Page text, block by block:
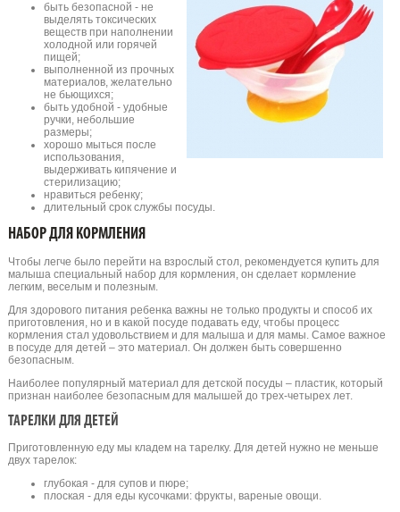
быть безопасной - не
выделять токсических
веществ при наполнении
холодной или горячей
пищей;
выполненной из прочных
материалов, желательно
не бьющихся;
быть удобной - удобные
ручки, небольшие
размеры;
хорошо мыться после
использования,
выдерживать кипячение и
стерилизацию;
нравиться ребенку;
длительный срок службы посуды.
НАБОР ДЛЯ КОРМЛЕНИЯ
Чтобы легче было перейти на взрослый стол, рекомендуется купить для
малыша специальный набор для кормления, он сделает кормление
легким, веселым и полезным.
Для здорового питания ребенка важны не только продукты и способ их
приготовления, но и в какой посуде подавать еду, чтобы процесс
кормления стал удовольствием и для малыша и для мамы. Самое важное
в посуде для детей – это материал. Он должен быть совершенно
безопасным.
Наиболее популярный материал для детской посуды – пластик, который
признан наиболее безопасным для малышей до трех-четырех лет.
ТАРЕЛКИ ДЛЯ ДЕТЕЙ
Приготовленную еду мы кладем на тарелку. Для детей нужно не меньше
двух тарелок:
глубокая - для супов и пюре;
плоская - для еды кусочками: фрукты, вареные овощи.